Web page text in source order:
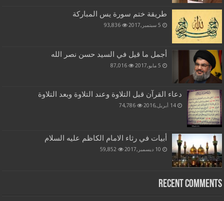
طريقة ختم سورة يس المباركة
5 سبتمبر,2017 93,836
أجمل ما قيل في السيد حسن نصر الله
5 مايو,2017 87,016
دعاء القرآن قبل التلاوة وعند التلاوة وبعد التلاوة
14 أبريل,2016 74,786
أبيات في رثاء الامام الكاظم عليه السلام
10 ديسمبر,2017 59,852
Recent Comments